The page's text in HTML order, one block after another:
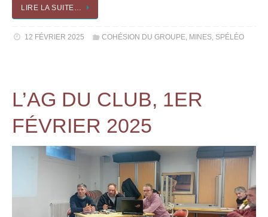
LIRE LA SUITE…
12 FÉVRIER 2025 COHÉSION DU GROUPE, MINES, SPÉLÉO
L’AG DU CLUB, 1ER
FÉVRIER 2025